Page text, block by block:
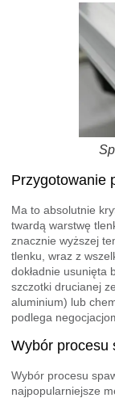
Przygotowanie
Ma to absolutnie
twardą warstwę
znacznie wyższej
tlenku, wraz z
dokładnie usunięta
szczotki drucianej
aluminium) lub
podlega
Wybór procesu
Wybór procesu
najpopularniejsze